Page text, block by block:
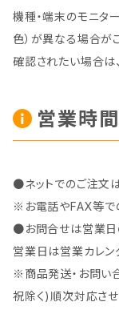
機種・端末のモニタ
色）が異なる場合が
確認されたい場合は
営業時
●ネットでのご注文
※お電話やFAX等で
●お問合せは営業日
営業日は営業カレン
※商品発送・お問い
祝除く)順次対応させ